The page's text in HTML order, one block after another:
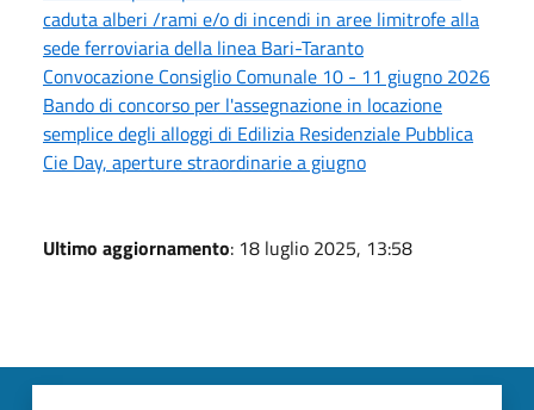
caduta alberi /rami e/o di incendi in aree limitrofe alla
sede ferroviaria della linea Bari-Taranto
Convocazione Consiglio Comunale 10 - 11 giugno 2026
Bando di concorso per l'assegnazione in locazione
semplice degli alloggi di Edilizia Residenziale Pubblica
Cie Day, aperture straordinarie a giugno
Ultimo aggiornamento: 18 luglio 2025, 13:58